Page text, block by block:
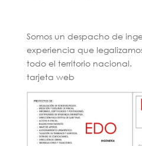
Somos un despacho de
experiencia que
todo el territorio nacional.
tarjeta web